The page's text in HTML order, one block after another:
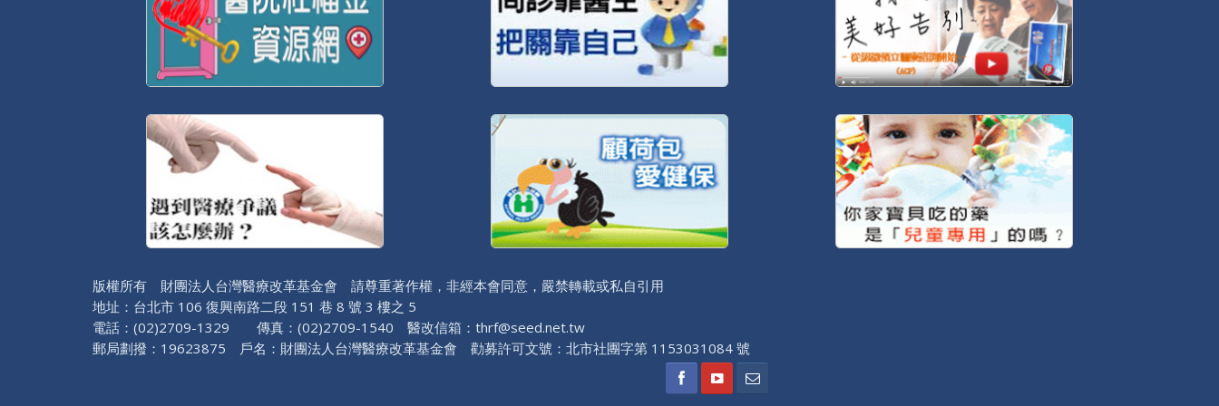
版權所有 財團法人台灣醫療改革基金會 請尊重著作權，非經本會同意，嚴禁轉載或私自引用
地址：台北市 106 復興南路二段 151 巷 8 號 3 樓之 5
電話：(02)2709-1329 傳真：(02)2709-1540 醫改信箱：thrf@seed.net.tw
郵局劃撥：19623875 戶名：財團法人台灣醫療改革基金會 勸募許可文號：北市社團字第 1153031084 號